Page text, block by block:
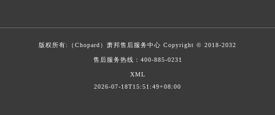
版权所有:（Chopard） 萧邦售后服务中心 Copyright © 2018-2032
售后服务热线： 400-885-0231
XML
2026-07-18T15:51:49+08:00